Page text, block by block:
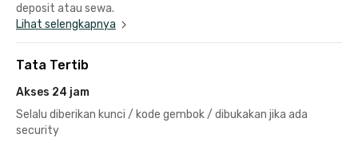
deposit atau sewa.
Lihat selengkapnya
Tata Tertib
Akses 24 jam
Selalu diberikan kunci / kode gembok / dibukakan jika ada
security